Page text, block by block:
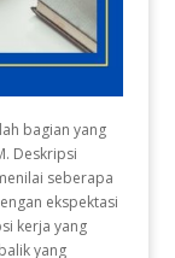
bagian yang
Deskripsi
seberapa
ekspektasi
kerja yang
yang